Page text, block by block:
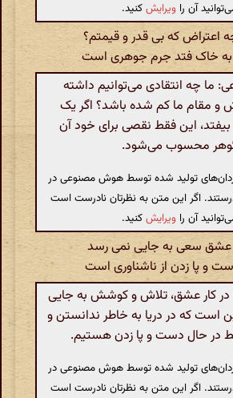
آن را ویرایشکنید.
اعتراض که بی قدر و قیمتم؟
به خاک فتد جرم جوهری است
چه انتقادی می‌توانیم داشته
و مقام ما کم شده باشد؟ اگر یک
این فقط نقصی برای خود آن
محسوب می‌شود.
تولید شده توسط هوش مصنوعی در
اگر این متن به نظرتان نادرست است
آن را ویرایشکنید.
عشق سعی به جایی نمی رسد
و پا زدن از ناشناوری است
کار عشق، تلاش و کوشش به جایی
است که در دریا به خاطر ندانستن و
در حال دست و پا زدن هستیم.
تولید شده توسط هوش مصنوعی در
اگر این متن به نظرتان نادرست است